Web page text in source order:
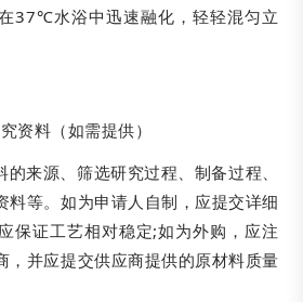
37℃水浴中迅速融化，轻轻混匀立
资料（如需提供）
来源、筛选研究过程、制备过程、
料等。如为申请人自制，应提交详细
保证工艺相对稳定;如为外购，应注
，并应提交供应商提供的原材料质量